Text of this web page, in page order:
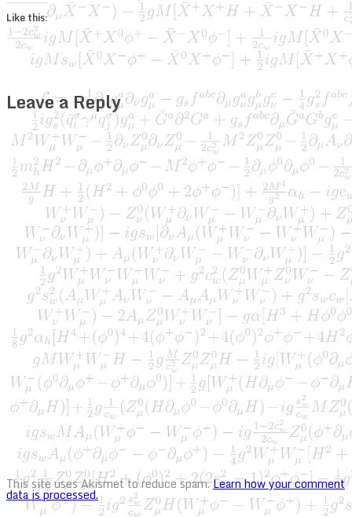
Like this:
Leave a Reply
This site uses Akismet to reduce spam.Learn how your comment
data is processed.